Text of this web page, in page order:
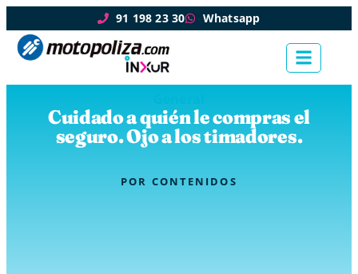
91 198 23 30 Whatsapp
Cuidado a quién le compras el
seguro. Ojo a los timadores.
POR CONTENIDOS